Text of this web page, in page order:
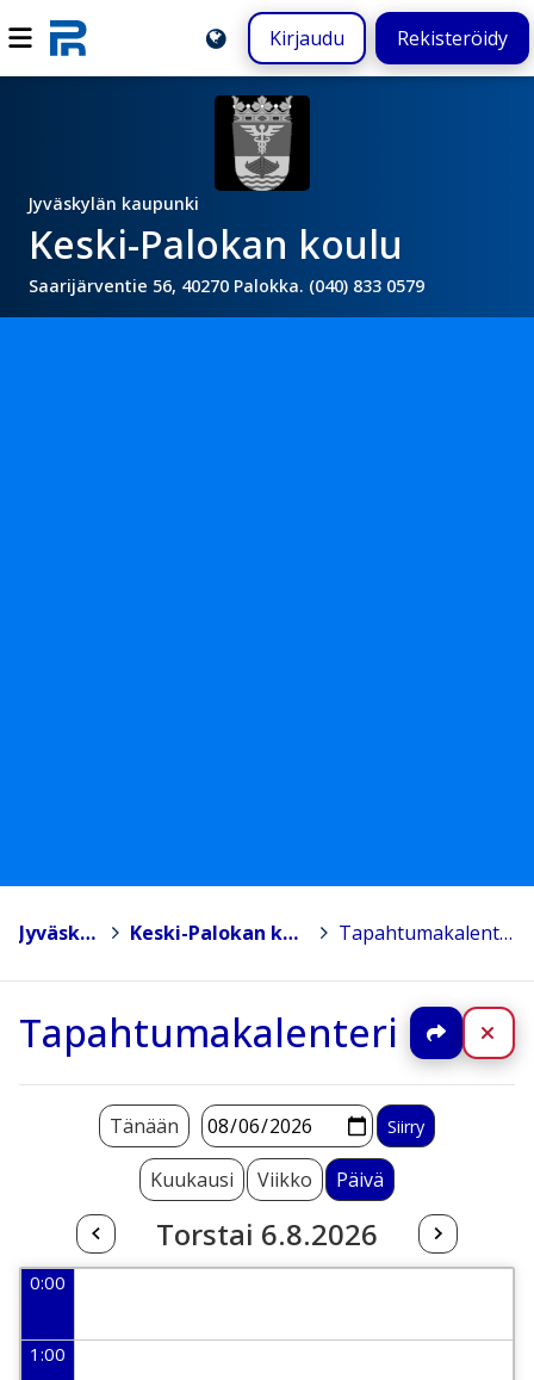
Kirjaudu Rekisteröidy
Jyväskylän kaupunki
Keski-Palokan koulu
Saarijärventie 56, 40270 Palokka. (040) 833 0579
Jyväskylä > Keski-Palokan koulu > Tapahtumakalenteri
Tapahtumakalenteri Jaa
Kuukausi Viikko Päivä
Torstai 6.8.2026
Tänään
0:00
1:00